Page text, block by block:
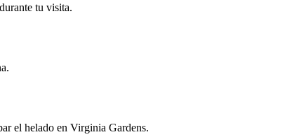
tu visita.
el helado en Virginia Gardens.